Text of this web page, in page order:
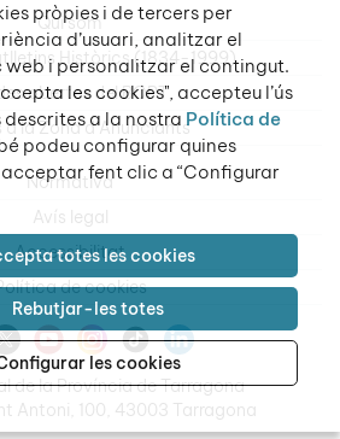
Qui som
Històrics (1834-1999)
obertes del BOPT
la Zona d’Anunciants
Normativa
Avís legal
Accessibilitat
de cookies
de la Província de Tarragona
Antoni, 100, 43003 Tarragona
pròpies i de tercers per
d’usuari, analitzar el
web i personalitzar el contingut.
les cookies", accepteu l’ús
descrites a la nostra Política de
podeu configurar quines
fent clic a “Configurar
totes les cookies
Rebutjar-les totes
les cookies